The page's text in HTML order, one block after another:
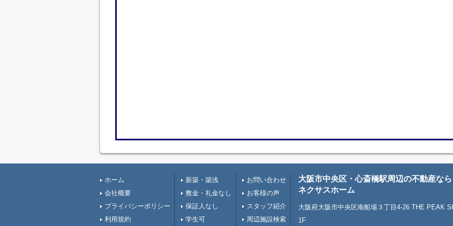
ホーム
会社概要
プライバシーポリシー
利用規約
新築・築浅
敷金・礼金なし
保証人なし
学生可
お問い合わせ
お客様の声
スタッフ紹介
周辺施設検索
大阪市中央区・心斎橋駅周辺の不動産なら
ネクサスホーム
大阪府大阪市中央区南船場３丁目4-26 THE PEAK
1F